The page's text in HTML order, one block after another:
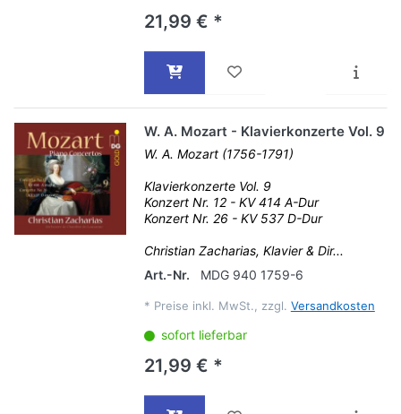
21,99 € *
W. A. Mozart - Klavierkonzerte Vol. 9
W. A. Mozart (1756-1791)
Klavierkonzerte Vol. 9
Konzert Nr. 12 - KV 414 A-Dur
Konzert Nr. 26 - KV 537 D-Dur
Christian Zacharias, Klavier & Dir...
Art.-Nr.
MDG 940 1759-6
* Preise inkl. MwSt., zzgl. Versandkosten
sofort lieferbar
21,99 € *